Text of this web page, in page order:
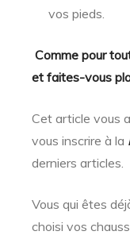
vos pieds.
Comme pour
et faites-vous
Cet article vous
vous inscrire à la
derniers articles.
Vous qui êtes
choisi vos